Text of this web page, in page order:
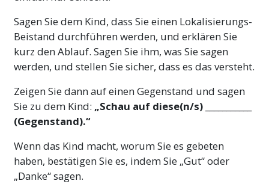
Sagen Sie dem Kind, dass Sie einen Lokalisierungs-
Beistand durchführen werden, und erklären Sie
kurz den Ablauf. Sagen Sie ihm, was Sie sagen
werden, und stellen Sie sicher, dass es das versteht.
Zeigen Sie dann auf einen Gegenstand und sagen
Sie zu dem Kind: „Schau auf diese(n/s)
(Gegenstand).“
Wenn das Kind macht, worum Sie es gebeten
haben, bestätigen Sie es, indem Sie „Gut“ oder
„Danke“ sagen.